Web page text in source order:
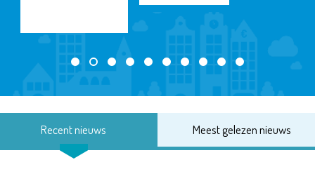
Recent nieuws Meest gelezen nieuws